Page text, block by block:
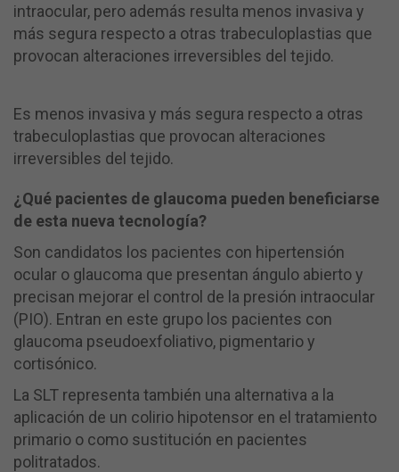
intraocular, pero además resulta menos invasiva y
más segura respecto a otras trabeculoplastias que
provocan alteraciones irreversibles del tejido.
Es menos invasiva y más segura respecto a otras
trabeculoplastias que provocan alteraciones
irreversibles del tejido.
¿Qué pacientes de glaucoma pueden beneficiarse
de esta nueva tecnología?
Son candidatos los pacientes con hipertensión
ocular o glaucoma que presentan ángulo abierto y
precisan mejorar el control de la presión intraocular
(PIO). Entran en este grupo los pacientes con
glaucoma pseudoexfoliativo, pigmentario y
cortisónico.
La SLT representa también una alternativa a la
aplicación de un colirio hipotensor en el tratamiento
primario o como sustitución en pacientes
politratados.